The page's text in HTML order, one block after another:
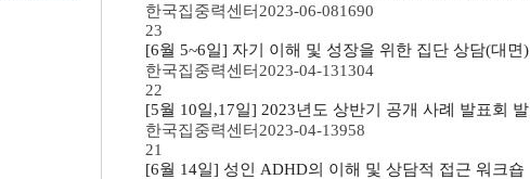
한국집중력센터 2023-06-081690
23
[6월 5~6일] 자기 이해 및 성장을 위한 집단 상담(대면)
한국집중력센터 2023-04-131304
22
[5월 10일,17일] 2023년도 상반기 공개 사례 발표회
한국집중력센터 2023-04-13958
21
[6월 14일] 성인 ADHD의 이해 및 상담적 접근 워크숍